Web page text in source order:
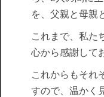
を、父親と母親
これまで、私た
心から感謝して
これからもそれ
すので、温かく